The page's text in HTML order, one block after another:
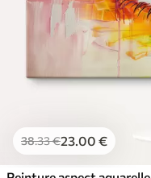
38.33€23.00 €